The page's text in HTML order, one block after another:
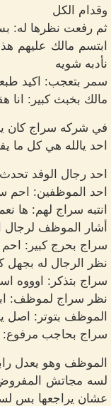
وقدام الكل
ثم رفعت نظرها له:
ابتسم مالك عليهم
نأدبه شويه
سمر بتعجب: اكيد
مالك بخبث كبير: انا
في شركه سراج كان
احد يالله هي كل ما
احد رجال الوفد
احد الموظفين: احم
انتبه سراج لهم: ها
أشار الموظف لرجال
سراج بحرج كبير: احم
نظر الرجال له بجهل
سراج بتذكر: اوووه
نظر سراج لموظف:
الموظف بتوتر: اصل
سراج بحاجب مرفوع:
الموظف وهو يعدل
لسه مجاتش
عشان يراجعها بس